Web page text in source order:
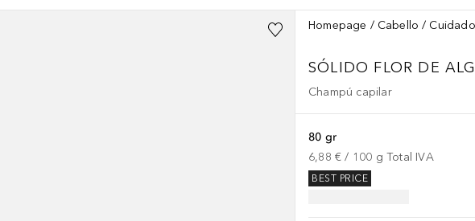
Homepage Cabello
SÓLIDO FLOR DE
Champú capilar
80 gr
6,88 € / 100 g Total IVA
BEST PRICE